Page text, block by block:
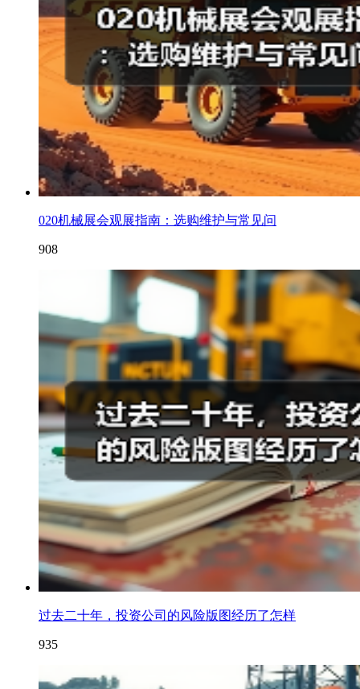
020机械展会观展指南：选购维护与常见问
908
过去二十年，投资公司的风险版图经历了怎样
935